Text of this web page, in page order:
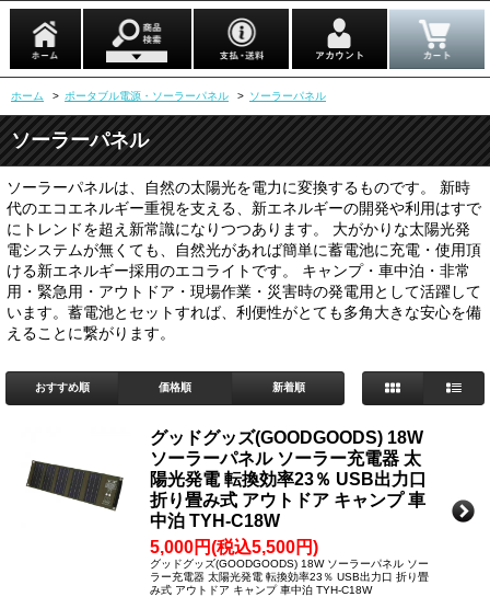
ホーム > ポータブル電源・ソーラーパネル > ソーラーパネル
ソーラーパネル
ソーラーパネルは、自然の太陽光を電力に変換するものです。 新時
代のエコエネルギー重視を支える、新エネルギーの開発や利用はすで
にトレンドを超え新常識になりつつあります。 大がかりな太陽光発
電システムが無くても、自然光があれば簡単に蓄電池に充電・使用頂
ける新エネルギー採用のエコライトです。 キャンプ・車中泊・非常
用・緊急用・アウトドア・現場作業・災害時の発電用として活躍して
います。蓄電池とセットすれば、利便性がとても多角大きな安心を備
えることに繋がります。
おすすめ順 価格順 新着順
グッドグッズ(GOODGOODS) 18W
ソーラーパネル ソーラー充電器 太
陽光発電 転換効率23％ USB出力口
折り畳み式 アウトドア キャンプ 車
中泊 TYH-C18W
5,000円(税込5,500円)
グッドグッズ(GOODGOODS) 18W ソーラーパネル ソー
ラー充電器 太陽光発電 転換効率23％ USB出力口 折り畳
み式 アウトドア キャンプ 車中泊 TYH-C18W